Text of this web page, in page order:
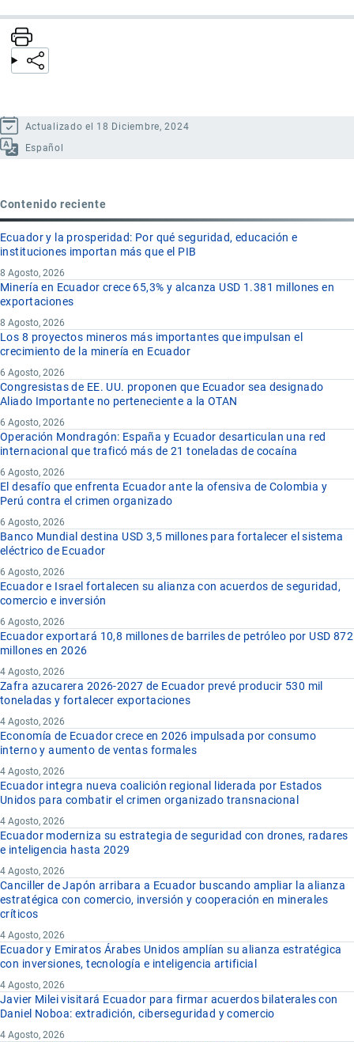
Actualizado el 18 Diciembre, 2024
Español
Contenido reciente
Ecuador y la prosperidad: Por qué seguridad, educación e
instituciones importan más que el PIB
8 Agosto, 2026
Minería en Ecuador crece 65,3% y alcanza USD 1.381 millones en
exportaciones
8 Agosto, 2026
Los 8 proyectos mineros más importantes que impulsan el
crecimiento de la minería en Ecuador
6 Agosto, 2026
Congresistas de EE. UU. proponen que Ecuador sea designado
Aliado Importante no perteneciente a la OTAN
6 Agosto, 2026
Operación Mondragón: España y Ecuador desarticulan una red
internacional que traficó más de 21 toneladas de cocaína
6 Agosto, 2026
El desafío que enfrenta Ecuador ante la ofensiva de Colombia y
Perú contra el crimen organizado
6 Agosto, 2026
Banco Mundial destina USD 3,5 millones para fortalecer el sistema
eléctrico de Ecuador
6 Agosto, 2026
Ecuador e Israel fortalecen su alianza con acuerdos de seguridad,
comercio e inversión
6 Agosto, 2026
Ecuador exportará 10,8 millones de barriles de petróleo por USD 872
millones en 2026
4 Agosto, 2026
Zafra azucarera 2026-2027 de Ecuador prevé producir 530 mil
toneladas y fortalecer exportaciones
4 Agosto, 2026
Economía de Ecuador crece en 2026 impulsada por consumo
interno y aumento de ventas formales
4 Agosto, 2026
Ecuador integra nueva coalición regional liderada por Estados
Unidos para combatir el crimen organizado transnacional
4 Agosto, 2026
Ecuador moderniza su estrategia de seguridad con drones, radares
e inteligencia hasta 2029
4 Agosto, 2026
Canciller de Japón arribara a Ecuador buscando ampliar la alianza
estratégica con comercio, inversión y cooperación en minerales
críticos
4 Agosto, 2026
Ecuador y Emiratos Árabes Unidos amplían su alianza estratégica
con inversiones, tecnología e inteligencia artificial
4 Agosto, 2026
Javier Milei visitará Ecuador para firmar acuerdos bilaterales con
Daniel Noboa: extradición, ciberseguridad y comercio
4 Agosto, 2026